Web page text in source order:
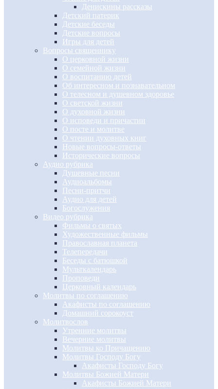
Денискины рассказы
Детский патерик
Детские беседы
Детские вопросы
Игры для детей
Вопросы священнику
О церковной жизни
О семейной жизни
О воспитанию детей
Об интересном и познавательном
О телесном и душевном здоровье
О светской жизни
О духовной жизни
О исповеди и причастии
О посте и молитве
О чтении духовных книг
Новые вопросы-ответы
Исторические вопросы
Аудио рубрика
Душевные песни
Аудиоальбомы
Песни-притчи
Аудио для детей
Богослужения
Видео рубрика
Фильмы о святых
Художественные фильмы
Православная планета
Телепередачи
Беседы с батюшкой
Мульткалендарь
Проповеди
Церковный календарь
Молитвы по соглашению
Акафисты по соглашению
Домашний сорокоуст
Молитвослов
Утренние молитвы
Вечерние молитвы
Молитвы ко Причащению
Молитвы Господу Богу
Акафисты Господу Богу
Молитвы Божией Матери
Акафисты Божией Матери